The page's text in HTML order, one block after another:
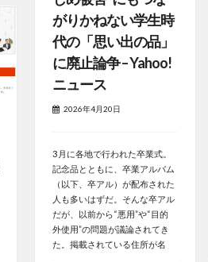
がりかねない学生時
代の「思い出の品」
に廃止論争 – Yahoo!
ニュース
2026年4月20日
3月に各地で行われた卒業式。
記念品とともに、卒業アルバム
（以下、卒アル）が配布された
人も多いはずだ。そんな卒アル
だが、以前から“悪用”や“目的
外使用”の問題が議論されてき
た。掲載されている住所が名